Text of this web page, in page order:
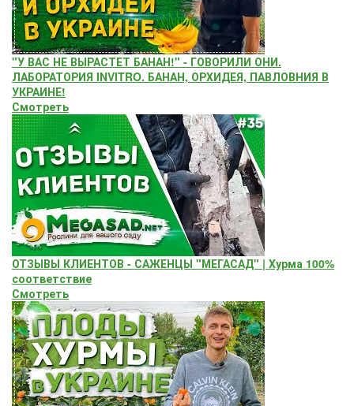
"У ВАС НЕ ВЫРАСТЕТ БАНАН!" - ГОВОРИЛИ ОНИ.
ЛАБОРАТОРИЯ INVITRO. БАНАН, ОРХИДЕЯ, ПАВЛОВНИЯ В
УКРАИНЕ!
Смотреть
ОТЗЫВЫ КЛИЕНТОВ - САЖЕНЦЫ "МЕГАСАД" | Хурма 100%
соответствие
Смотреть